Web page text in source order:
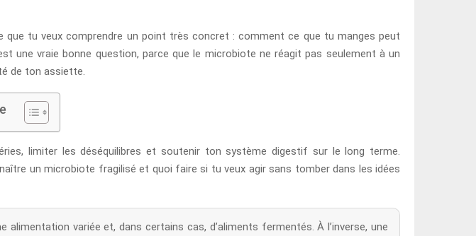
tu veux comprendre un point très concret : comment ce que tu manges peut
une vraie bonne question, parce que le microbiote ne réagit pas seulement à un
de ton assiette.
limiter les déséquilibres et soutenir ton système digestif sur le long terme.
un microbiote fragilisé et quoi faire si tu veux agir sans tomber dans les idées
variée et, dans certains cas, d’aliments fermentés. À l’inverse, une